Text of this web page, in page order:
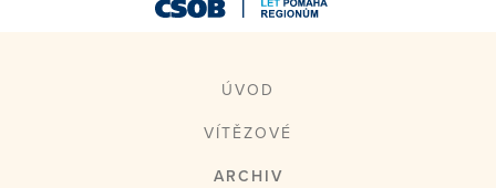
regionům
ÚVOD
VÍTĚZOVÉ
ARCHIV